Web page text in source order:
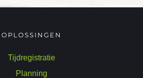
OPLOSSINGEN
Tijdregistratie
Planning